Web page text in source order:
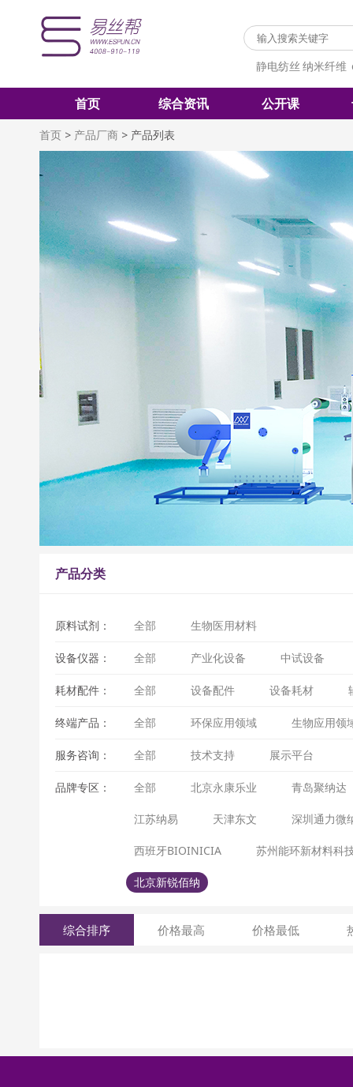
静电纺丝 纳米纤维
首页 综合资讯 公开课
首页 > 产品厂商 > 产品列表
产品分类
原料试剂： 全部 生物医用材料
设备仪器： 全部 产业化设备 中试设备
耗材配件： 全部 设备配件 设备耗材
终端产品： 全部 环保应用领域 生物应用领
服务咨询： 全部 技术支持 展示平台
品牌专区： 全部 北京永康乐业 青岛聚纳达
江苏纳易 天津东文 深圳通力微
西班牙BIOINICIA 苏州能环新材料科
北京新锐佰纳
综合排序 价格最高 价格最低